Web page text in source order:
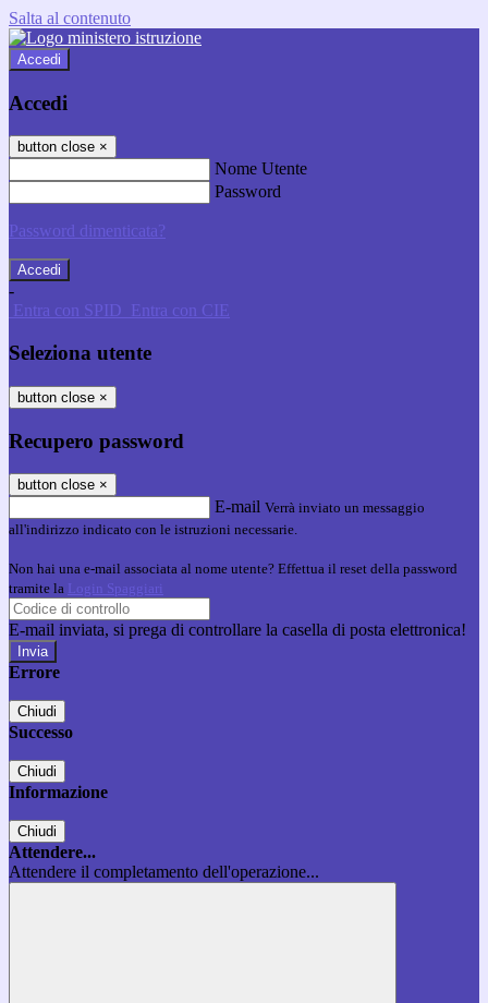
Salta al contenuto
Accedi
Accedi
button close ×
Nome Utente
Password
Password dimenticata?
-
Entra con SPID Entra con CIE
Seleziona utente
button close ×
Recupero password
button close ×
E-mail Verrà inviato un messaggio
all'indirizzo indicato con le istruzioni necessarie.
Non hai una e-mail associata al nome utente? Effettua il reset della password
tramite la Login Spaggiari
E-mail inviata, si prega di controllare la casella di posta elettronica!
Errore
Chiudi
Successo
Chiudi
Informazione
Chiudi
Attendere...
Attendere il completamento dell'operazione...